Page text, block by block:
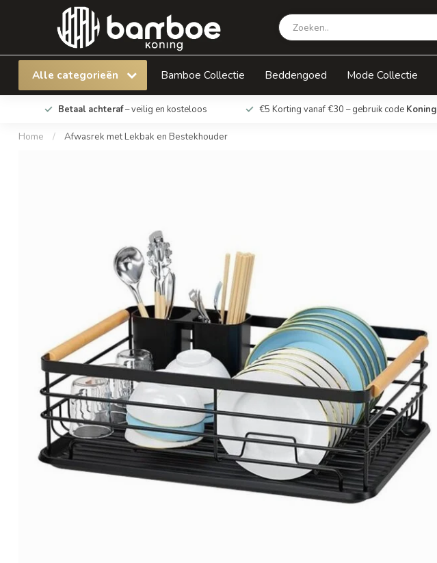
Alle categorieën Bamboe Collectie Beddengoed Mode Collectie
Betaal achteraf– veilig en kosteloos €5 Korting vanaf €30 – gebruik code Koning
Home / Afwasrek met Lekbak en Bestekhouder
Afwasrek met Lekbak en Bestekhouder